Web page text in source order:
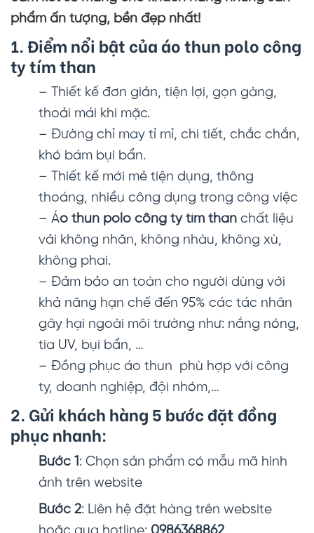
phẩm ấn tượng, bền đẹp nhất!
1. Điểm nổi bật củaáo thun polo công
ty tím than
– Thiết kế đơn giản, tiện lợi, gọn gàng,
thoải mái khi mặc.
– Đường chỉ may tỉ mỉ, chi tiết, chắc chắn,
khó bám bụi bẩn.
– Thiết kế mới mẻ tiện dụng, thông
thoáng, nhiều công dụng trong công việc
– Áo thun polo công ty tím than chất liệu
vải không nhăn, không nhàu, không xù,
không phai.
– Đảm bảo an toàn cho người dùng với
khả năng hạn chế đến 95% các tác nhân
gây hại ngoài môi trường như: nắng nóng,
tia UV, bụi bẩn, …
– Đồng phục áo thun phù hợp với công
ty, doanh nghiệp, đội nhóm,…
2. Gửi khách hàng 5 bước đặt đồng
phục nhanh:
Bước 1 : Chọn sản phẩm có mẫu mã hình
ảnh trên website
Bước 2: Liên hệ đặt hàng trên website